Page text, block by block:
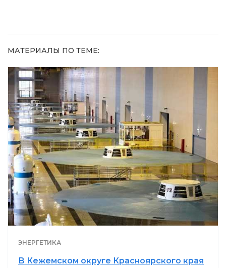
МАТЕРИАЛЫ ПО ТЕМЕ:
ЭНЕРГЕТИКА
В Кежемском округе Красноярского края